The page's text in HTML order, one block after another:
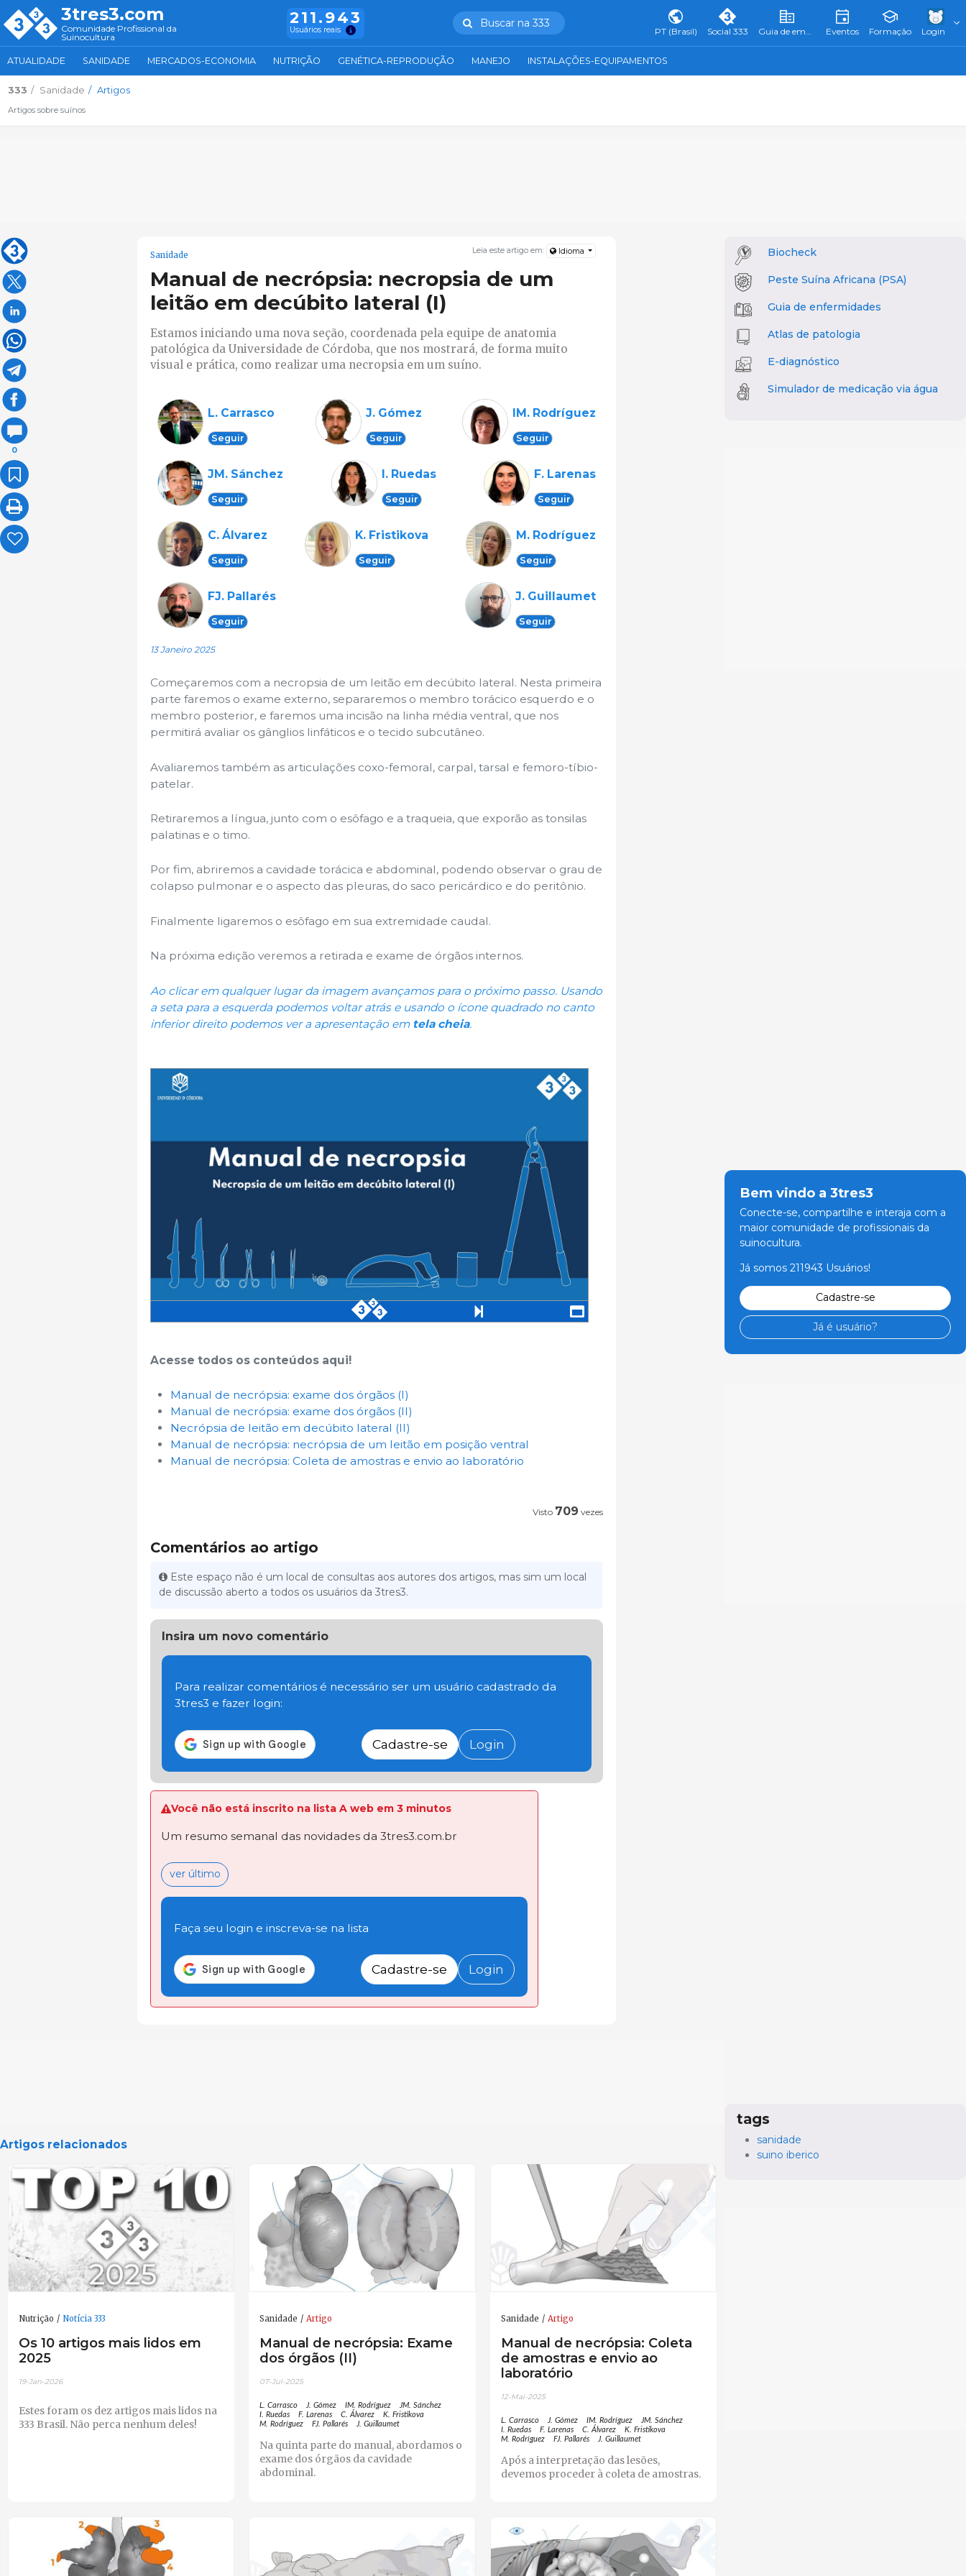
3tres3.com
Comunidade Profissional da
Suinocultura
211.943
Usuários reais
Buscar na 333
PT (Brasil) Social 333 Guia de empresas Eventos Formação Login
ATUALIDADE SANIDADE MERCADOS-ECONOMIA NUTRIÇÃO GENÉTICA-REPRODUÇÃO MANEJO INSTALAÇÕES-EQUIPAMENTOS
333 Sanidade Artigos
Artigos sobre suínos
0
Leia este artigo em: Idioma
Sanidade
Manual de necrópsia: necropsia de um
leitão em decúbito lateral (I)
Estamos iniciando uma nova seção, coordenada pela equipe de anatomia
patológica da Universidade de Córdoba, que nos mostrará, de forma muito
visual e prática, como realizar uma necropsia em um suíno.
L. Carrasco
Seguir
J. Gómez
Seguir
IM. Rodríguez
Seguir
JM. Sánchez
Seguir
I. Ruedas
Seguir
F. Larenas
Seguir
C. Álvarez
Seguir
K. Fristikova
Seguir
M. Rodríguez
Seguir
FJ. Pallarés
Seguir
J. Guillaumet
Seguir
13 Janeiro 2025
Começaremos com a necropsia de um leitão em decúbito lateral. Nesta primeira
parte faremos o exame externo, separaremos o membro torácico esquerdo e o
membro posterior, e faremos uma incisão na linha média ventral, que nos
permitirá avaliar os gânglios linfáticos e o tecido subcutâneo.
Avaliaremos também as articulações coxo-femoral, carpal, tarsal e femoro-tíbio-
patelar.
Retiraremos a língua, junto com o esôfago e a traqueia, que exporão as tonsilas
palatinas e o timo.
Por fim, abriremos a cavidade torácica e abdominal, podendo observar o grau de
colapso pulmonar e o aspecto das pleuras, do saco pericárdico e do peritônio.
Finalmente ligaremos o esôfago em sua extremidade caudal.
Na próxima edição veremos a retirada e exame de órgãos internos.
Ao clicar em qualquer lugar da imagem avançamos para o próximo passo. Usando
a seta para a esquerda podemos voltar atrás e usando o ícone quadrado no canto
inferior direito podemos ver a apresentação emtela cheia.
Acesse todos os conteúdos aqui!
Manual de necrópsia: exame dos órgãos (I)
Manual de necrópsia: exame dos órgãos (II)
Necrópsia de leitão em decúbito lateral (II)
Manual de necrópsia: necrópsia de um leitão em posição ventral
Manual de necrópsia: Coleta de amostras e envio ao laboratório
Visto 709 vezes
Comentários ao artigo
Este espaço não é um local de consultas aos autores dos artigos, mas sim um local
de discussão aberto a todos os usuários da 3tres3.
Insira um novo comentário
Para realizar comentários é necessário ser um usuário cadastrado da
3tres3 e fazer login:
Cadastre-se Login
Você não está inscrito na lista A web em 3 minutos
Um resumo semanal das novidades da 3tres3.com.br
ver último
Faça seu login e inscreva-se na lista
Cadastre-se Login
Artigos relacionados
Nutrição Notícia 333
Os 10 artigos mais lidos em
2025
19-Jan-2026
Estes foram os dez artigos mais lidos na
333 Brasil. Não perca nenhum deles!
Sanidade Artigo
Manual de necrópsia: Exame
dos órgãos (II)
07-Jul-2025
L. Carrasco J. Gómez IM. Rodríguez
JM. Sánchez
I. Ruedas
F. Larenas C. Álvarez
K. Fristikova
M. Rodríguez
FJ. Pallarés J. Guillaumet
Na quinta parte do manual, abordamos o
exame dos órgãos da cavidade
abdominal.
Sanidade Artigo
Manual de necrópsia: Coleta
de amostras e envio ao
laboratório
12-Mai-2025
L. Carrasco J. Gómez IM. Rodríguez
JM. Sánchez
I. Ruedas
F. Larenas C. Álvarez
K. Fristikova
M. Rodríguez
FJ. Pallarés J. Guillaumet
Após a interpretação das lesões,
devemos proceder à coleta de amostras.
Biocheck
Peste Suína Africana (PSA)
Guia de enfermidades
Atlas de patologia
E-diagnóstico
Simulador de medicação via água
Bem vindo a 3tres3
Conecte-se, compartilhe e interaja com a
maior comunidade de profissionais da
suinocultura.
Já somos 211943 Usuários!
Cadastre-se
Já é usuário?
tags
sanidade
suino iberico